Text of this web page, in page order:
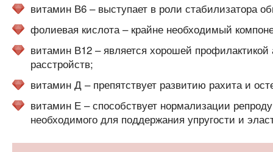
витамин В6 – выступает в роли стабилизатора
фолиевая кислота – крайне необходимый
витамин В12 – является хорошей
расстройств;
витамин Д – препятствует развитию рахита и
витамин Е – способствует нормализации
необходимого для поддержания упругости и